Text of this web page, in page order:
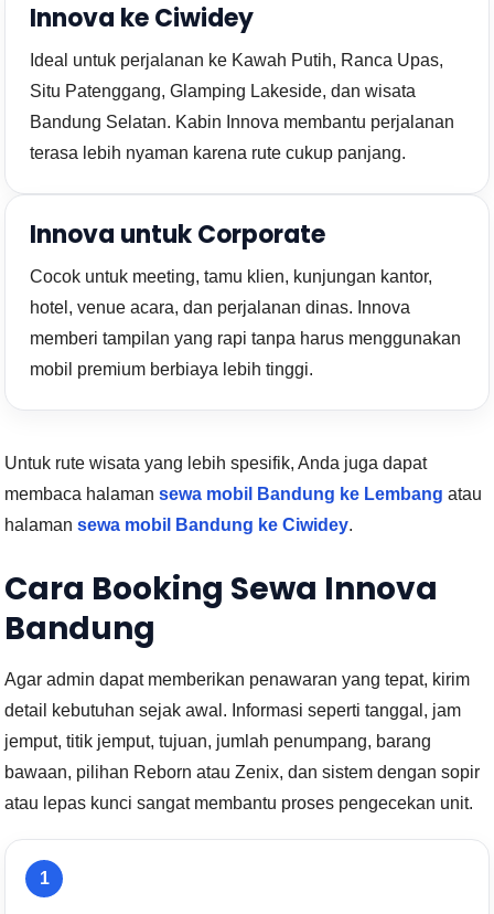
Innova ke Ciwidey
Ideal untuk perjalanan ke Kawah Putih, Ranca Upas,
Situ Patenggang, Glamping Lakeside, dan wisata
Bandung Selatan. Kabin Innova membantu perjalanan
terasa lebih nyaman karena rute cukup panjang.
Innova untuk Corporate
Cocok untuk meeting, tamu klien, kunjungan kantor,
hotel, venue acara, dan perjalanan dinas. Innova
memberi tampilan yang rapi tanpa harus menggunakan
mobil premium berbiaya lebih tinggi.
Untuk rute wisata yang lebih spesifik, Anda juga dapat
membaca halamansewa mobil Bandung ke Lembang atau
halamansewa mobil Bandung ke Ciwidey.
Cara Booking Sewa Innova
Bandung
Agar admin dapat memberikan penawaran yang tepat, kirim
detail kebutuhan sejak awal. Informasi seperti tanggal, jam
jemput, titik jemput, tujuan, jumlah penumpang, barang
bawaan, pilihan Reborn atau Zenix, dan sistem dengan sopir
atau lepas kunci sangat membantu proses pengecekan unit.
1